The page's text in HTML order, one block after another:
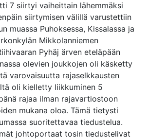
7 siirtyi vaiheittain lähemmäksi
siirtymisen välillä varustettiin
muassa Puhoksessa, Kissalassa ja
Mikkolanniemen
Pyhäj ärven eteläpään
olevien joukkojen oli käsketty
varovaisuutta rajaselkkausten
oli kielletty liikkuminen 5
rajaa ilman rajavartiostoon
mukana oloa. Tämä tietysti
suoritettavaa tiedustelua.
johtoportaat tosin tiedustelivat